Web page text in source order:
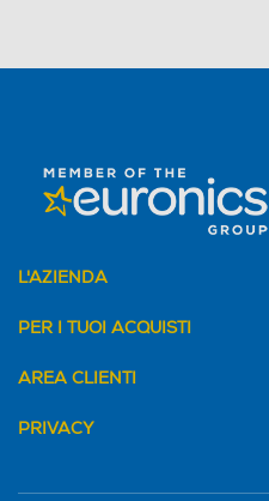
riposo.
Come scegliere
perfetto
identikit dell’epilatore ideale.
Livelli di intensità: il
modo. Un buon
sensore intelligente:
Gli epilatori domestici
L'AZIENDA
PER I TUOI ACQUISTI
AREA CLIENTI
PRIVACY